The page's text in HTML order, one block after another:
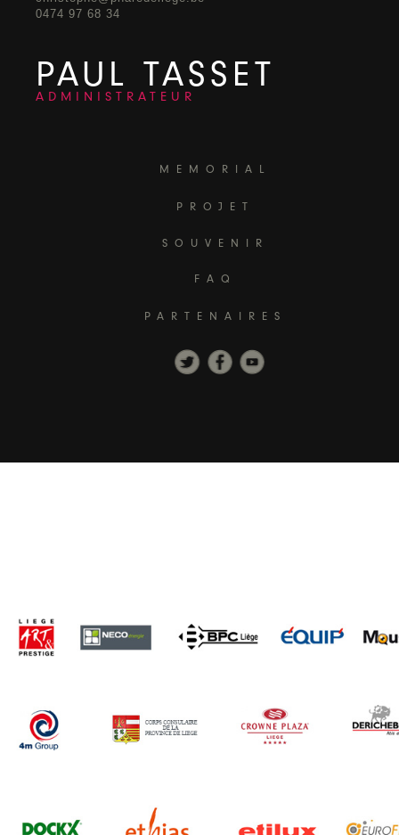
0474 97 68 34
PAUL TASSET
ADMINISTRATEUR
MEMORIAL
PROJET
SOUVENIR
FAQ
PARTENAIRES